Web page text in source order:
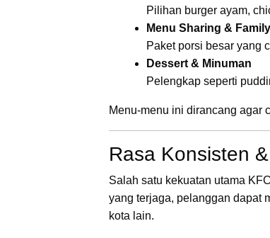
Pilihan burger ayam,
Menu Sharing &
Paket porsi besar yang
Dessert & Minuman
Pelengkap seperti
Menu-menu ini dirancang agar
Rasa Konsisten
Salah satu kekuatan utama
yang terjaga, pelanggan dapat
kota lain.